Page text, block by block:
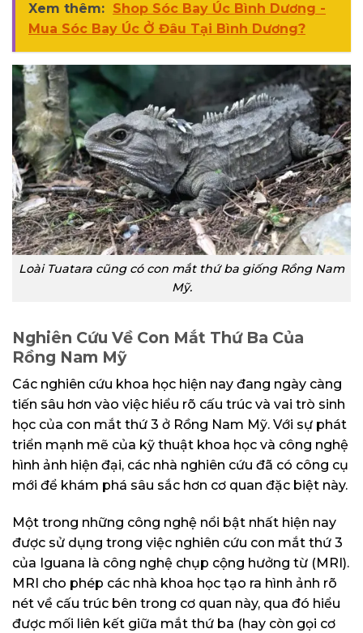
Xem thêm: Shop Sóc Bay Úc Bình Dương -
Mua Sóc Bay Úc Ở Đâu Tại Bình Dương?
Loài Tuatara cũng có con mắt thứ ba giống Rồng Nam
Mỹ.
Nghiên Cứu Về Con Mắt Thứ Ba Của
Rồng Nam Mỹ
Các nghiên cứu khoa học hiện nay đang ngày càng
tiến sâu hơn vào việc hiểu rõ cấu trúc và vai trò sinh
học của con mắt thứ 3 ở Rồng Nam Mỹ. Với sự phát
triển mạnh mẽ của kỹ thuật khoa học và công nghệ
hình ảnh hiện đại, các nhà nghiên cứu đã có công cụ
mới để khám phá sâu sắc hơn cơ quan đặc biệt này.
Một trong những công nghệ nổi bật nhất hiện nay
được sử dụng trong việc nghiên cứu con mắt thứ 3
của Iguana là công nghệ chụp cộng hưởng từ (MRI).
MRI cho phép các nhà khoa học tạo ra hình ảnh rõ
nét về cấu trúc bên trong cơ quan này, qua đó hiểu
được mối liên kết giữa mắt thứ ba (hay còn gọi cơ